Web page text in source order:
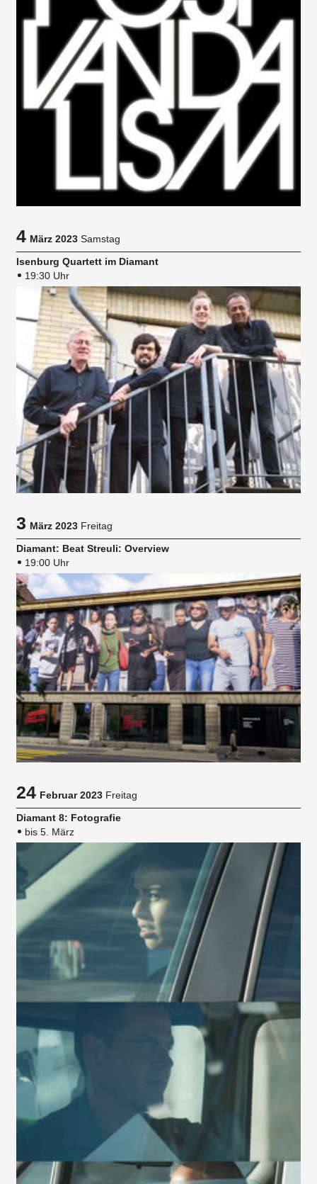
4März 2023 Samstag
Isenburg Quartett im Diamant
19:30 Uhr
3März 2023 Freitag
Diamant: Beat Streuli: Overview
19:00 Uhr
24Februar 2023 Freitag
Diamant 8: Fotografie
bis 5. März